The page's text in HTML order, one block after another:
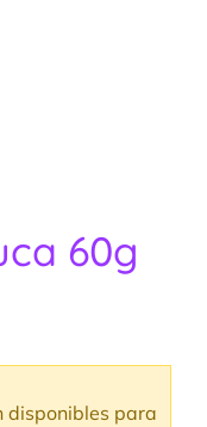
60g
disponibles para